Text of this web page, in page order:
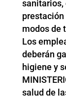
sanitarios,
prestación
modos de
Los
deberán
higiene y
salud de